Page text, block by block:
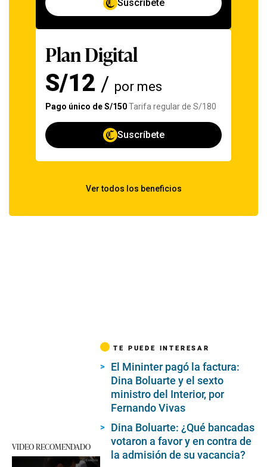
VIDEO RECOMENDADO
TE PUEDE INTERESAR
El Mininter pagó la factura:
Dina Boluarte y el sexto
ministro del Interior, por
Fernando Vivas
Dina Boluarte: ¿Qué bancadas
votaron a favor y en contra de
la admisión de su vacancia?